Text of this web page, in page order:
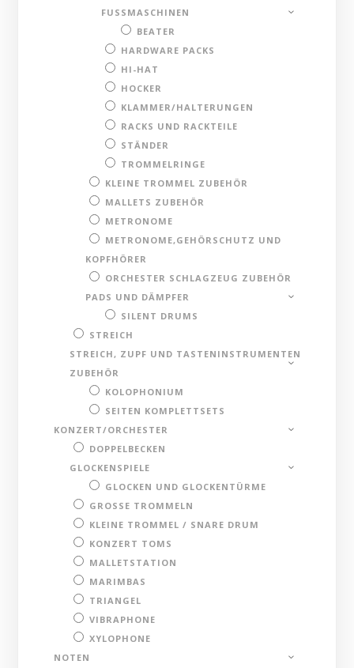
FUSSMASCHINEN
BEATER
HARDWARE PACKS
HI-HAT
HOCKER
KLAMMER/HALTERUNGEN
RACKS UND RACKTEILE
STÄNDER
TROMMELRINGE
KLEINE TROMMEL ZUBEHÖR
MALLETS ZUBEHÖR
METRONOME
METRONOME,GEHÖRSCHUTZ UND
KOPFHÖRER
ORCHESTER SCHLAGZEUG ZUBEHÖR
PADS UND DÄMPFER
SILENT DRUMS
STREICH
STREICH, ZUPF UND TASTENINSTRUMENTEN
ZUBEHÖR
KOLOPHONIUM
SEITEN KOMPLETTSETS
KONZERT/ORCHESTER
DOPPELBECKEN
GLOCKENSPIELE
GLOCKEN UND GLOCKENTÜRME
GROSSE TROMMELN
KLEINE TROMMEL / SNARE DRUM
KONZERT TOMS
MALLETSTATION
MARIMBAS
TRIANGEL
VIBRAPHONE
XYLOPHONE
NOTEN